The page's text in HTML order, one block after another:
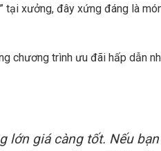
tại xưởng, đây xứng đáng là
chương trình ưu đãi hấp dẫn
lớn giá càng tốt. Nếu